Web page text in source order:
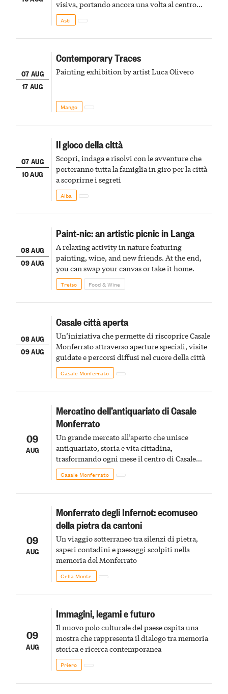
visiva, portando ancora una volta al centro
della scena le meraviglie del passato astigiano
Asti
07 AUG
17 AUG
Contemporary Traces
Painting exhibition by artist Luca Olivero
Mango
07 AUG
10 AUG
Il gioco della città
Scopri, indaga e risolvi con le avventure che
porteranno tutta la famiglia in giro per la città
a scoprirne i segreti
Alba
08 AUG
09 AUG
Paint-nic: an artistic picnic in Langa
A relaxing activity in nature featuring
painting, wine, and new friends. At the end,
you can swap your canvas or take it home.
Treiso Food & Wine
08 AUG
09 AUG
Casale città aperta
Un’iniziativa che permette di riscoprire Casale
Monferrato attraverso aperture speciali, visite
guidate e percorsi diffusi nel cuore della città
Casale Monferrato
09
AUG
Mercatino dell’antiquariato di Casale
Monferrato
Un grande mercato all’aperto che unisce
antiquariato, storia e vita cittadina,
trasformando ogni mese il centro di Casale
Monferrato in un luogo di scoperta e racconto
Casale Monferrato
09
AUG
Monferrato degli Infernot: ecomuseo
della pietra da cantoni
Un viaggio sotterraneo tra silenzi di pietra,
saperi contadini e paesaggi scolpiti nella
memoria del Monferrato
Cella Monte
09
AUG
Immagini, legami e futuro
Il nuovo polo culturale del paese ospita una
mostra che rappresenta il dialogo tra memoria
storica e ricerca contemporanea
Priero